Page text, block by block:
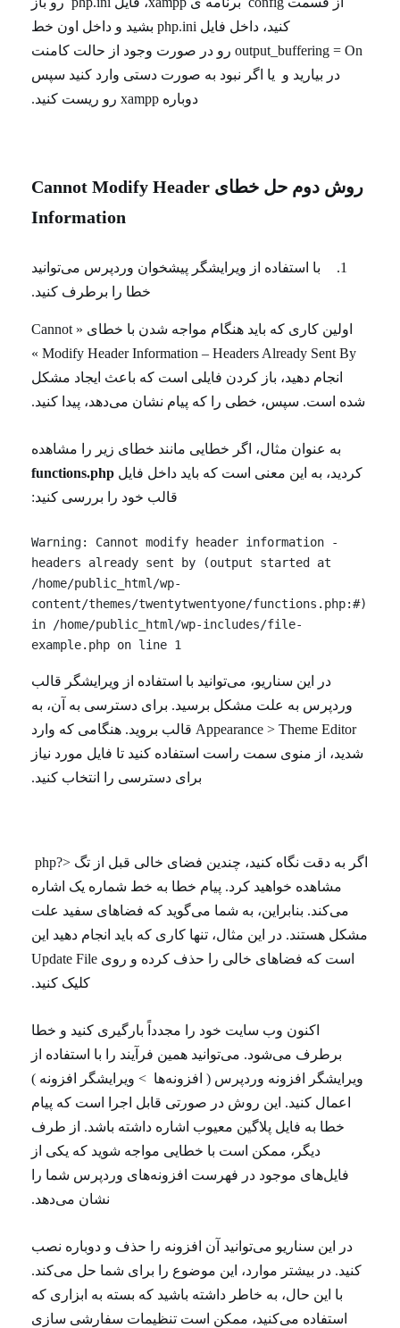
کنید، داخل فایل php.ini بشید و داخل اون خط
output_buffering = On رو در صورت وجود از حالت کامنت
در بیارید و یا اگر نبود به صورت دستی وارد کنید سپس
دوباره xampp رو ریست کنید.
روش دوم حل خطای Cannot Modify Header
Information
با استفاده از ویرایشگر پیشخوان وردپرس می‌توانید
خطا را برطرف کنید.
اولین کاری که باید هنگام مواجه شدن با خطای « Cannot
Modify Header Information – Headers Already Sent By »
انجام دهید، باز کردن فایلی است که باعث ایجاد مشکل
شده است. سپس، خطی را که پیام نشان می‌دهد، پیدا کنید.
به عنوان مثال، اگر خطایی مانند خطای زیر را مشاهده
کردید، به این معنی است که باید داخل فایل functions.php
قالب خود را بررسی کنید:
Warning: Cannot modify header information -
headers already sent by (output started at
/home/public_html/wp-
content/themes/twentytwentyone/functions.php:#)
in /home/public_html/wp-includes/file-
example.php on line 1
در این سناریو، می‌توانید با استفاده از ویرایشگر قالب
وردپرس به علت مشکل برسید. برای دسترسی به آن، به
Appearance > Theme Editor قالب بروید. هنگامی که وارد
شدید، از منوی سمت راست استفاده کنید تا فایل مورد نیاز
برای دسترسی را انتخاب کنید.
مشاهده خواهید کرد. پیام خطا به خط شماره یک اشاره
می‌کند. بنابراین، به شما می‌گوید که فضاهای سفید علت
مشکل هستند. در این مثال، تنها کاری که باید انجام دهید این
است که فضاهای خالی را حذف کرده و روی Update File
کلیک کنید.
اکنون وب سایت خود را مجدداً بارگیری کنید و خطا
برطرف می‌شود. می‌توانید همین فرآیند را با استفاده از
ویرایشگر افزونه وردپرس ( افزونه‌ها > ویرایشگر افزونه )
اعمال کنید. این روش در صورتی قابل اجرا است که پیام
خطا به فایل پلاگین معیوب اشاره داشته باشد. از طرف
دیگر، ممکن است با خطایی مواجه شوید که یکی از
فایل‌های موجود در فهرست افزونه‌های وردپرس شما را
نشان می‌دهد.
در این سناریو می‌توانید آن افزونه را حذف و دوباره نصب
کنید. در بیشتر موارد، این موضوع را برای شما حل می‌کند.
با این حال، به خاطر داشته باشید که بسته به ابزاری که
استفاده می‌کنید، ممکن است تنظیمات سفارشی سازی